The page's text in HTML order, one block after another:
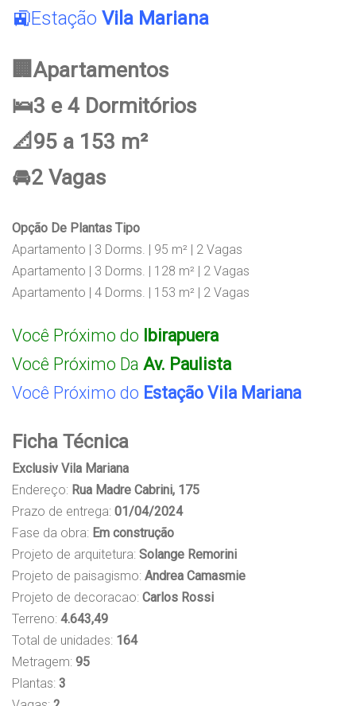
🚉Estação Vila Mariana
🏢Apartamentos
🛌3 e 4 Dormitórios
📐95 a 153 m²
🚘2 Vagas
Opção De Plantas Tipo
Apartamento | 3 Dorms. | 95 m² | 2 Vagas
Apartamento | 3 Dorms. | 128 m² | 2 Vagas
Apartamento | 4 Dorms. | 153 m² | 2 Vagas
Você Próximo do Ibirapuera
Você Próximo Da Av. Paulista
Você Próximo do Estação Vila Mariana
Ficha Técnica
Exclusiv Vila Mariana
Endereço: Rua Madre Cabrini, 175
Prazo de entrega: 01/04/2024
Fase da obra: Em construção
Projeto de arquitetura: Solange Remorini
Projeto de paisagismo: Andrea Camasmie
Projeto de decoracao: Carlos Rossi
Terreno: 4.643,49
Total de unidades: 164
Metragem: 95
Plantas: 3